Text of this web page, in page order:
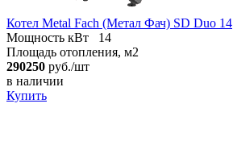
Котел Metal Fach (Метал Фач) SD Duo 14
Мощность кВт
14
Площадь отопления, м2
290250 руб./шт
в наличии
Купить